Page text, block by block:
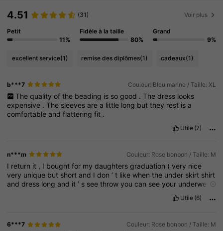
4.51 (31) Voir plus
Petit
11%
Fidèle à la taille
80%
Grand
9%
excellent service(1) remise des diplômes(1) cadeaux(1)
b***7 Couleur: Bleu marine / Taille: XL
The quality of the beading is so good . The dress looks
expensive .The sleeves are a little long butthey rest is a
comfortable andflatteringfit .
Utile (7)
n***m Couleur: Rose bonbon / Taille: M
I return it , I boughtfor mydaughtersgraduation (very nice
very unique but short and Idon’t likewhenthe under skirt shirt
anddress long and it’ s seethrowyoucan seeyour underwear
Utile (6)
6***7 Couleur: Rose bonbon / Taille: M